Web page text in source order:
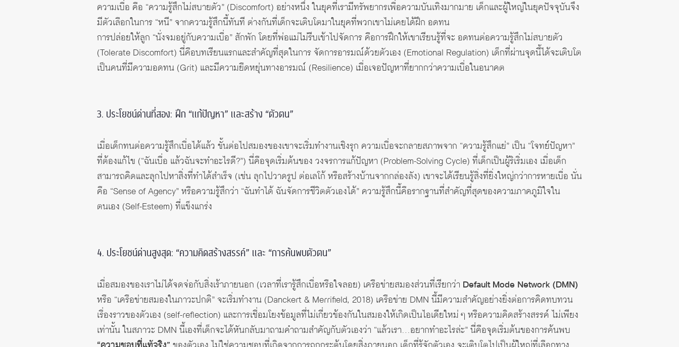
ความเบื่อ คือ “ความรู้สึกไม่สบายตัว” (Discomfort) อย่างหนึ่ง ในยุคที่เรามีทรัพยากรเพื่อความบันเทิงมากมาย เด็กและผู้ใหญ่ในยุคปัจจุบันจึง
มีตัวเลือกในการ “หนี” จากความรู้สึกนี้ทันที ต่างกันที่เด็กจะเติบโตมาในยุคที่พวกเขาไม่เคยได้ฝึก อดทน
การปล่อยให้ลูก “นั่งจมอยู่กับความเบื่อ” สักพัก โดยที่พ่อแม่ไม่รีบเข้าไปจัดการ คือการฝึกให้เขาเรียนรู้ที่จะ อดทนต่อความรู้สึกไม่สบายตัว
(Tolerate Discomfort) นี่คือบทเรียนแรกและสำคัญที่สุดในการ จัดการอารมณ์ด้วยตัวเอง (Emotional Regulation) เด็กที่ผ่านจุดนี้ได้จะเติบโต
เป็นคนที่มีความอดทน (Grit) และมีความยืดหยุ่นทางอารมณ์ (Resilience) เมื่อเจอปัญหาที่ยากกว่าความเบื่อในอนาคต
3. ประโยชน์ด่านที่สอง: ฝึก “แก้ปัญหา” และสร้าง “ตัวตน”
เมื่อเด็กทนต่อความรู้สึกเบื่อได้แล้ว ขั้นต่อไปสมองของเขาจะเริ่มทำงานเชิงรุก ความเบื่อจะกลายสภาพจาก “ความรู้สึกแย่” เป็น “โจทย์ปัญหา”
ที่ต้องแก้ไข (“ฉันเบื่อ แล้วฉันจะทำอะไรดี?”) นี่คือจุดเริ่มต้นของ วงจรการแก้ปัญหา (Problem-Solving Cycle) ที่เด็กเป็นผู้ริเริ่มเอง เมื่อเด็ก
สามารถคิดและลุกไปหาสิ่งที่ทำได้สำเร็จ (เช่น ลุกไปวาดรูป ต่อเลโก้ หรือสร้างบ้านจากกล่องลัง) เขาจะได้เรียนรู้สิ่งที่ยิ่งใหญ่กว่าการหายเบื่อ นั่น
คือ “Sense of Agency” หรือความรู้สึกว่า “ฉันทำได้ ฉันจัดการชีวิตตัวเองได้” ความรู้สึกนี้คือรากฐานที่สำคัญที่สุดของความภาคภูมิใจใน
ตนเอง (Self-Esteem) ที่แข็งแกร่ง
4. ประโยชน์ด่านสูงสุด: “ความคิดสร้างสรรค์” และ “การค้นพบตัวตน”
เมื่อสมองของเราไม่ได้จดจ่อกับสิ่งเร้าภายนอก (เวลาที่เรารู้สึกเบื่อหรือใจลอย) เครือข่ายสมองส่วนที่เรียกว่า Default Mode Network (DMN)
หรือ “เครือข่ายสมองในภาวะปกติ” จะเริ่มทำงาน (Danckert & Merrifield, 2018) เครือข่าย DMN นี้มีความสำคัญอย่างยิ่งต่อการคิดทบทวน
เรื่องราวของตัวเอง (self-reflection) และการเชื่อมโยงข้อมูลที่ไม่เกี่ยวข้องกันในสมองให้เกิดเป็นไอเดียใหม่ ๆ หรือความคิดสร้างสรรค์ ไม่เพียง
เท่านั้น ในสภาวะ DMN นี้เองที่เด็กจะได้หันกลับมาถามคำถามสำคัญกับตัวเองว่า “แล้วเรา…อยากทำอะไรล่ะ” นี่คือจุดเริ่มต้นของการค้นพบ